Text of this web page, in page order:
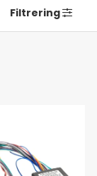
Filtrering